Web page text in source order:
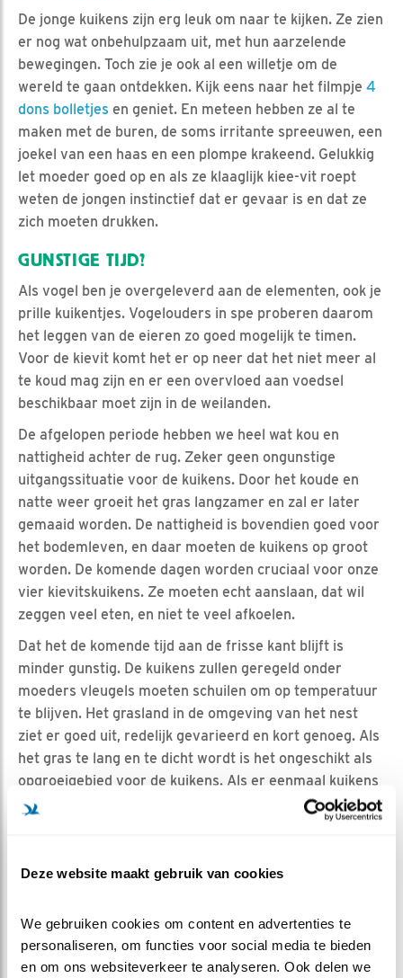
Deze website maakt gebruik van cookies
We gebruiken cookies om content en advertenties te
personaliseren, om functies voor social media te bieden
en om ons websiteverkeer te analyseren. Ook delen we
De jonge kuikens zijn erg leuk om naar te kijken. Ze zien
er nog wat onbehulpzaam uit, met hun aarzelende
bewegingen. Toch zie je ook al een willetje om de
wereld te gaan ontdekken. Kijk eens naar het filmpje 4
dons bolletjes en geniet. En meteen hebben ze al te
maken met de buren, de soms irritante spreeuwen, een
joekel van een haas en een plompe krakeend. Gelukkig
let moeder goed op en als ze klaaglijk kiee-vit roept
weten de jongen instinctief dat er gevaar is en dat ze
zich moeten drukken.
GUNSTIGE TIJD?
Als vogel ben je overgeleverd aan de elementen, ook je
prille kuikentjes. Vogelouders in spe proberen daarom
het leggen van de eieren zo goed mogelijk te timen.
Voor de kievit komt het er op neer dat het niet meer al
te koud mag zijn en er een overvloed aan voedsel
beschikbaar moet zijn in de weilanden.
De afgelopen periode hebben we heel wat kou en
nattigheid achter de rug. Zeker geen ongunstige
uitgangssituatie voor de kuikens. Door het koude en
natte weer groeit het gras langzamer en zal er later
gemaaid worden. De nattigheid is bovendien goed voor
het bodemleven, en daar moeten de kuikens op groot
worden. De komende dagen worden cruciaal voor onze
vier kievitskuikens. Ze moeten echt aanslaan, dat wil
zeggen veel eten, en niet te veel afkoelen.
Dat het de komende tijd aan de frisse kant blijft is
minder gunstig. De kuikens zullen geregeld onder
moeders vleugels moeten schuilen om op temperatuur
te blijven. Het grasland in de omgeving van het nest
ziet er goed uit, redelijk gevarieerd en kort genoeg. Als
het gras te lang en te dicht wordt is het ongeschikt als
opgroeigebied voor de kuikens. Als er eenmaal kuikens
zijn kan extensieve begrazing met rustig vee daarom
voor kievitskuikens goed uitpakken. Zo blijft het gras
Op het moment van schrijven doet moeder kievit een
dutje, de kuikens lekker warm onder haar. Maar als ze
even opstaat zijn de kuikens al bijna niet meer te